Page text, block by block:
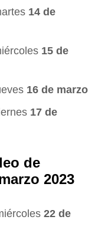
14 de
15 de
16 de marzo
17 de
de
2023
22 de